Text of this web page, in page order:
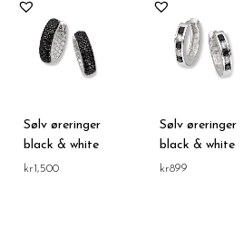
Sølv øreringer
black & white
kr1,500
Sølv øreringer
black & white
kr899